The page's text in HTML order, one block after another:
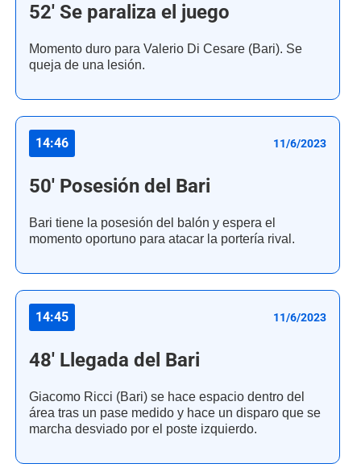
52' Se paraliza el juego
Momento duro para Valerio Di Cesare (Bari). Se
queja de una lesión.
14:46 11/6/2023
50' Posesión del Bari
Bari tiene la posesión del balón y espera el
momento oportuno para atacar la portería rival.
14:45 11/6/2023
48' Llegada del Bari
Giacomo Ricci (Bari) se hace espacio dentro del
área tras un pase medido y hace un disparo que se
marcha desviado por el poste izquierdo.